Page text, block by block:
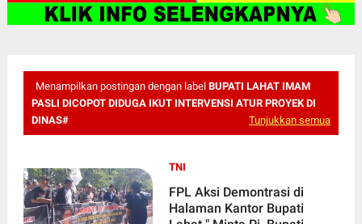
Menampilkan postingan dengan label BUPATI LAHAT IMAM
PASLI DICOPOT DIDUGA IKUT INTERVENSI ATUR PROYEK DI
DINAS#
Tunjukkan semua
TNI
FPL Aksi Demontrasi di
Halaman Kantor Bupati